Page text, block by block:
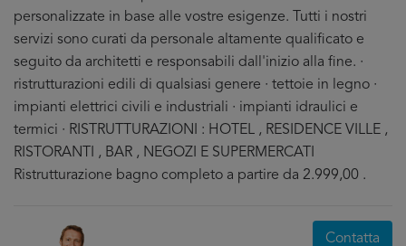
personalizzate in base alle vostre esigenze. Tutti i nostri
servizi sono curati da personale altamente qualificato e
seguito da architetti e responsabili dall'inizio alla fine. ·
ristrutturazioni edili di qualsiasi genere · tettoie in legno ·
impianti elettrici civili e industriali · impianti idraulici e
termici · RISTRUTTURAZIONI : HOTEL , RESIDENCE VILLE ,
RISTORANTI , BAR , NEGOZI E SUPERMERCATI
Ristrutturazione bagno completo a partire da 2.999,00 .
Contatta